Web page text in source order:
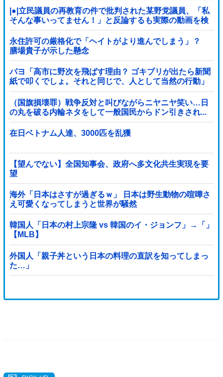
|●|立民議員の再教育の件で批判された某野党議員、「私
そんな事いってません！」と反論するも実際の動画を検
証すると……
永住許可の厳格化で「ヘイトがより進んでしまう」？
膳場貴子が示した懸念
パヨ「高市に野次を飛ばす理由？ ゴキブリが出たら新聞
紙で叩くでしょ。それと同じで、人として当然の行動」
（国旗損壊罪）戦争反対と叫びながらニヤニヤ笑い…日
の丸を破る内輪ネタをして一般国民からドン引きされ...
在日ベトナム人達、3000匹を乱獲
【望んでない】全国知事会、政府へ多文化共生実現を要
望
海外「日本はさすが過ぎるｗ」 日本は野生動物の喧嘩さ
え可愛くなってしまうと世界が騒然
韓国人「日本の村上宗隆 vs 韓国のイ・ジョンフ」→「」
【MLB】
外国人「親子丼という日本の料理の直訳を知ってしまっ
た…」